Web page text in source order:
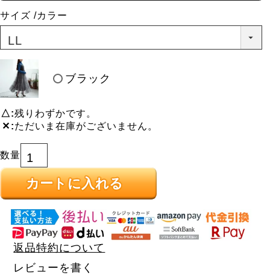
サイズ カラー
ブラック
△ 残りわずかです。
✕ ただいま在庫がございません。
カートに入れる
返品特約について
レビューを書く